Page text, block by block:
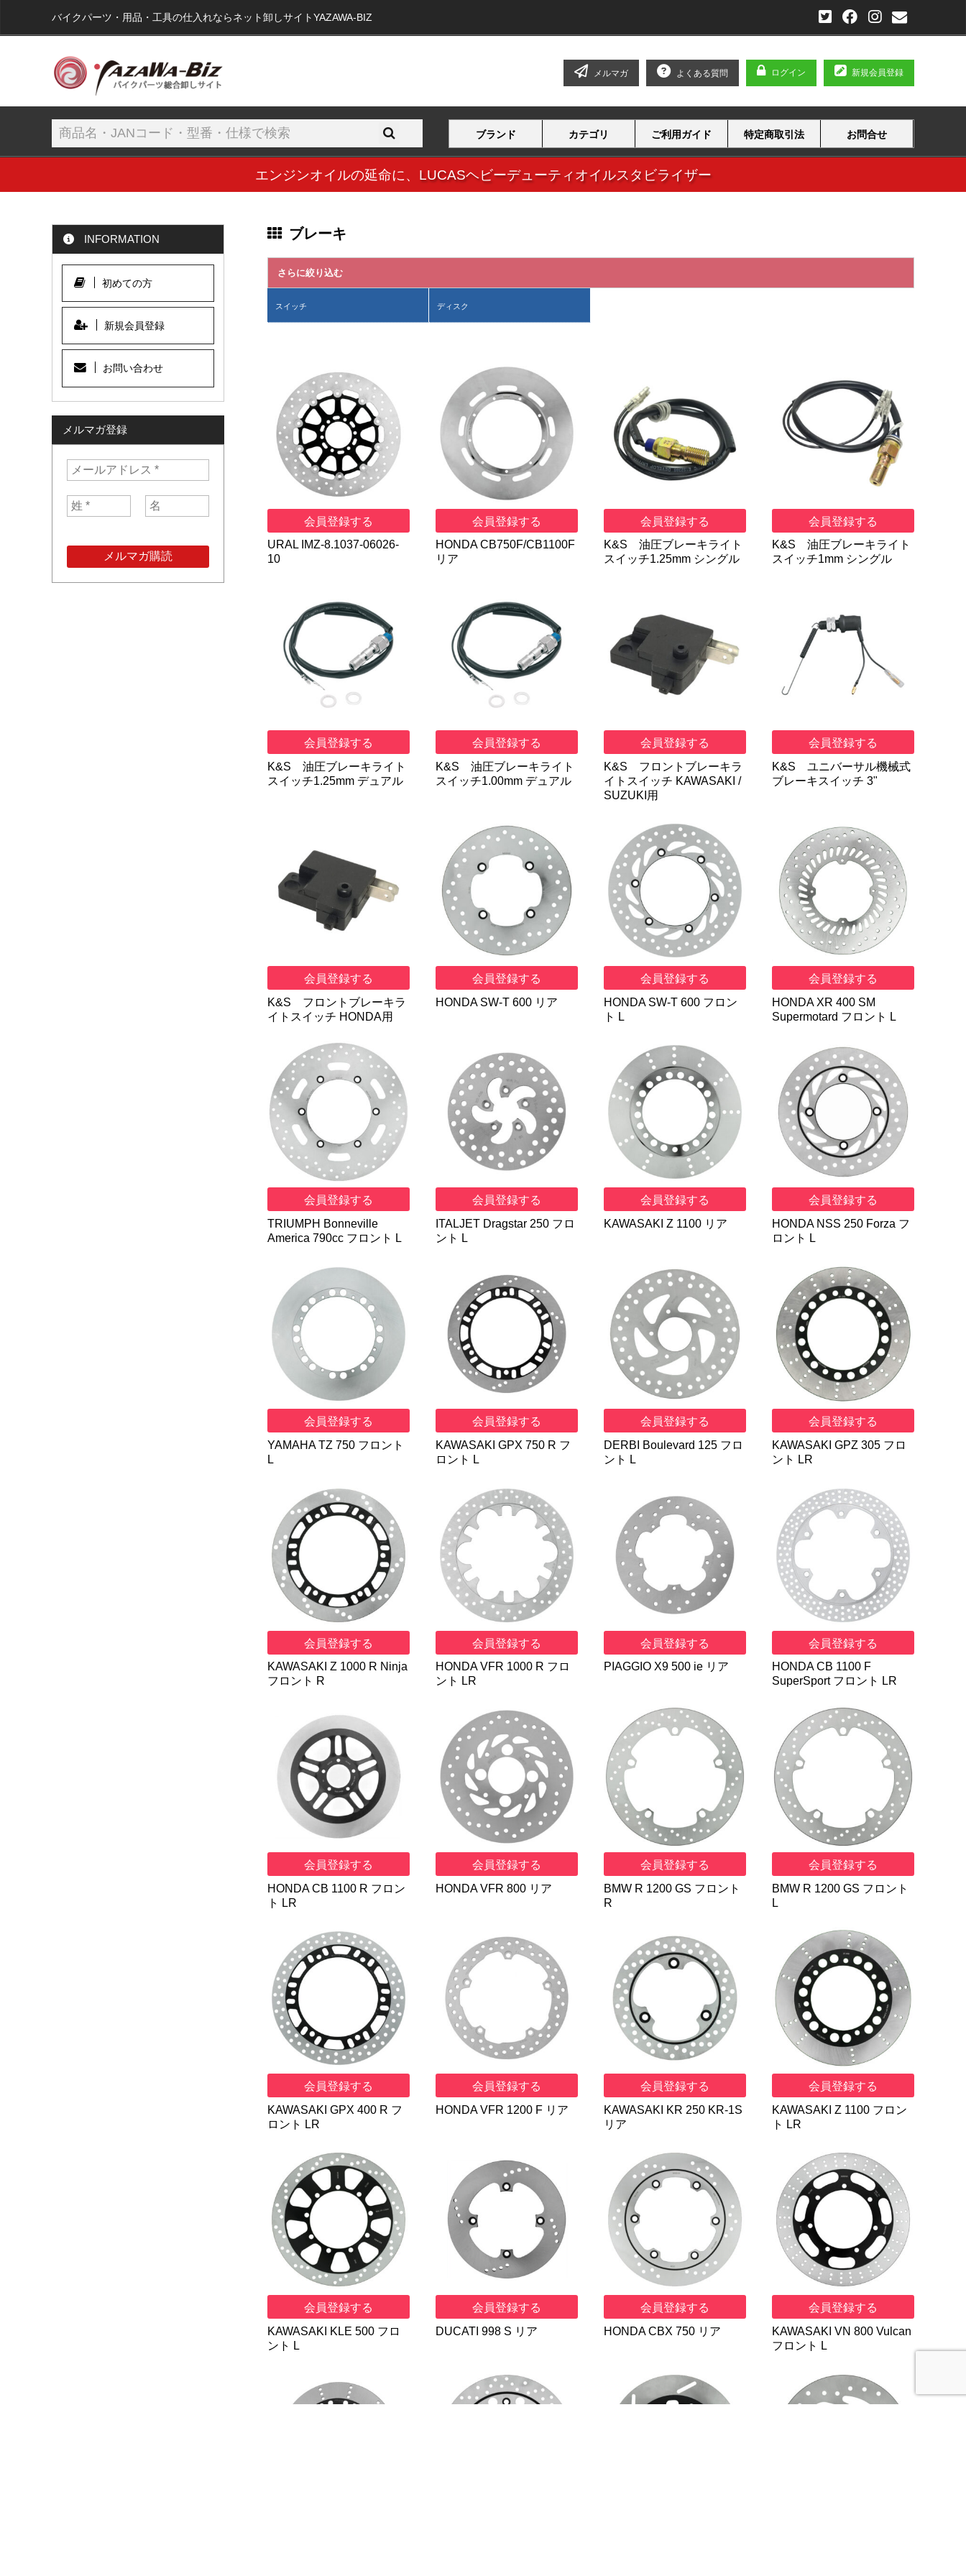
バイクパーツ・用品・工具の仕入れならネット卸しサイトYAZAWA-BIZ
メルマガ よくある質問 ログイン 新規会員登録
ブランド カテゴリ ご利用ガイド 特定商取引法 お問合せ
エンジンオイルの延命に、 LUCASヘビーデューティオイルスタビライザー
ブレーキ
さらに絞り込む
スイッチ ディスク
会員登録する
URAL IMZ-8.1037-06026-
10
会員登録する
HONDA CB750F/CB1100F
リア
会員登録する
K&S 油圧ブレーキライト
スイッチ1.25mm シングル
会員登録する
K&S 油圧ブレーキライト
スイッチ1mm シングル
会員登録する
K&S 油圧ブレーキライト
スイッチ1.25mm デュアル
会員登録する
K&S 油圧ブレーキライト
スイッチ1.00mm デュアル
会員登録する
K&S フロントブレーキラ
イトスイッチ KAWASAKI /
SUZUKI用
会員登録する
K&S ユニバーサル機械式
ブレーキスイッチ 3"
会員登録する
K&S フロントブレーキラ
イトスイッチ HONDA用
会員登録する
HONDA SW-T 600 リア
会員登録する
HONDA SW-T 600 フロン
ト L
会員登録する
HONDA XR 400 SM
Supermotard フロント L
会員登録する
TRIUMPH Bonneville
America 790cc フロント L
会員登録する
ITALJET Dragstar 250 フロ
ント L
会員登録する
KAWASAKI Z 1100 リア
会員登録する
HONDA NSS 250 Forza フ
ロント L
会員登録する
YAMAHA TZ 750 フロント
L
会員登録する
KAWASAKI GPX 750 R フ
ロント L
会員登録する
DERBI Boulevard 125 フロ
ント L
会員登録する
KAWASAKI GPZ 305 フロ
ント LR
会員登録する
KAWASAKI Z 1000 R Ninja
フロント R
会員登録する
HONDA VFR 1000 R フロ
ント LR
会員登録する
PIAGGIO X9 500 ie リア
会員登録する
HONDA CB 1100 F
SuperSport フロント LR
会員登録する
HONDA CB 1100 R フロン
ト LR
会員登録する
HONDA VFR 800 リア
会員登録する
BMW R 1200 GS フロント
R
会員登録する
BMW R 1200 GS フロント
L
会員登録する
KAWASAKI GPX 400 R フ
ロント LR
会員登録する
HONDA VFR 1200 F リア
会員登録する
KAWASAKI KR 250 KR-1S
リア
会員登録する
KAWASAKI Z 1100 フロン
ト LR
会員登録する
KAWASAKI KLE 500 フロ
ント L
会員登録する
DUCATI 998 S リア
会員登録する
HONDA CBX 750 リア
会員登録する
KAWASAKI VN 800 Vulcan
フロント L
INFORMATION
初めての方
新規会員登録
お問い合わせ
メルマガ登録